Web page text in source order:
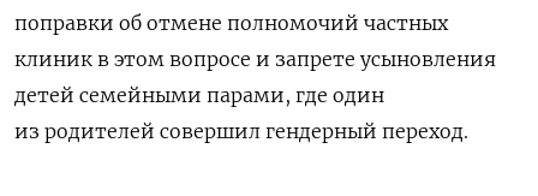
поправки об отмене полномочий частных
клиник в этом вопросе и запрете усыновления
детей семейными парами, где один
из родителей совершил гендерный переход.